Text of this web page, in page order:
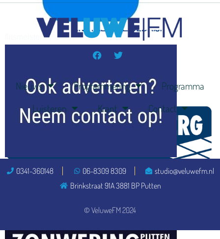
Nieuws Programmering
Programma
Luisteren
Krant Contact
© VeluweFM 2024
0341-360148 06-8309 8309
studio@veluwefm.nl
Brinkstraat 91A 3881 BP Putten